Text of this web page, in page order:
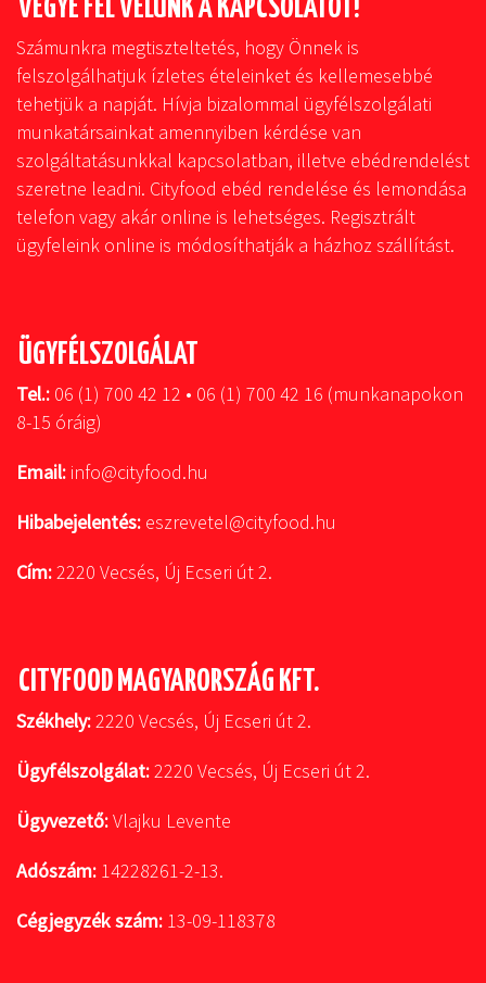
VEGYE FEL VELÜNK A KAPCSOLATOT!
Számunkra megtiszteltetés, hogy Önnek is
felszolgálhatjuk ízletes ételeinket és kellemesebbé
tehetjük a napját. Hívja bizalommal ügyfélszolgálati
munkatársainkat amennyiben kérdése van
szolgáltatásunkkal kapcsolatban, illetve ebédrendelést
szeretne leadni. Cityfood ebéd rendelése és lemondása
telefon vagy akár online is lehetséges. Regisztrált
ügyfeleink online is módosíthatják a házhoz szállítást.
ÜGYFÉLSZOLGÁLAT
Tel.: 06 (1) 700 42 12 • 06 (1) 700 42 16 (munkanapokon
8-15 óráig)
Email: info@cityfood.hu
Hibabejelentés: eszrevetel@cityfood.hu
Cím:2220 Vecsés, Új Ecseri út 2.
CITYFOOD MAGYARORSZÁG KFT.
Székhely:2220 Vecsés, Új Ecseri út 2.
Ügyfélszolgálat:2220 Vecsés, Új Ecseri út 2.
Ügyvezető:Vlajku Levente
Adószám: 14228261-2-13.
Cégjegyzék szám: 13-09-118378